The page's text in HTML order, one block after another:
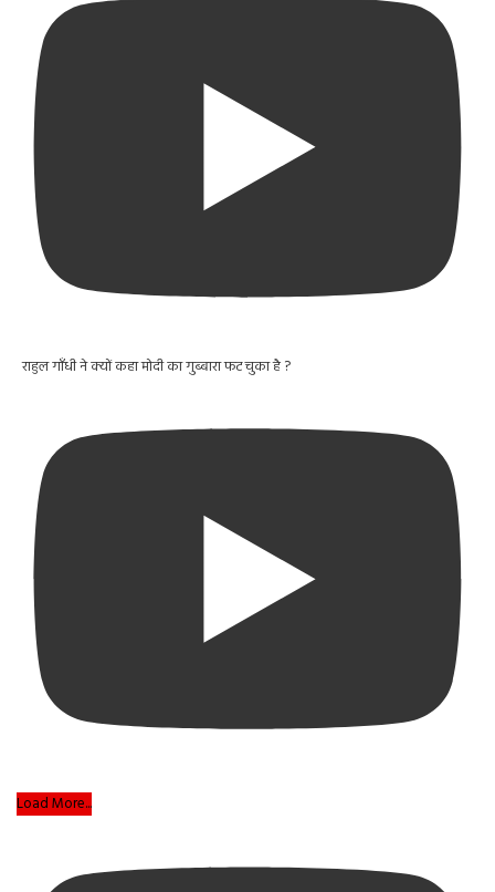
राहुल गाँधी ने क्यों कहा मोदी का गुब्बारा फट चुका है ?
Load More...